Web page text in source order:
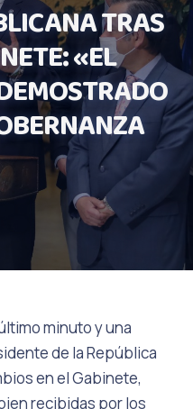
TRAS
«EL
minuto y una
de la República
en el Gabinete,
recibidas por los